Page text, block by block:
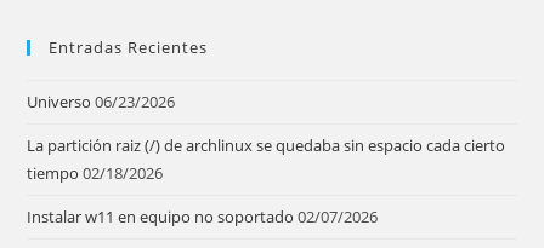
Entradas Recientes
Universo 06/23/2026
La partición raiz (/) de archlinux se quedaba sin espacio cada cierto
tiempo 02/18/2026
Instalar w11 en equipo no soportado 02/07/2026